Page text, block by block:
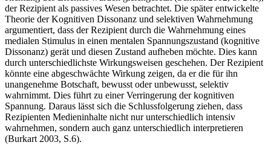
der Rezipient als passives Wesen betrachtet. Die später entwickelte
Theorie der Kognitiven Dissonanz und selektiven Wahrnehmung
argumentiert, dass der Rezipient durch die Wahrnehmung eines
medialen Stimulus in einen mentalen Spannungszustand (kognitive
Dissonanz) gerät und diesen Zustand aufheben möchte. Dies kann
durch unterschiedlichste Wirkungsweisen geschehen. Der Rezipient
könnte eine abgeschwächte Wirkung zeigen, da er die für ihn
unangenehme Botschaft, bewusst oder unbewusst, selektiv
wahrnimmt. Dies führt zu einer Verringerung der kognitiven
Spannung. Daraus lässt sich die Schlussfolgerung ziehen, dass
Rezipienten Medieninhalte nicht nur unterschiedlich intensiv
wahrnehmen, sondern auch ganz unterschiedlich interpretieren
(Burkart 2003, S.6).